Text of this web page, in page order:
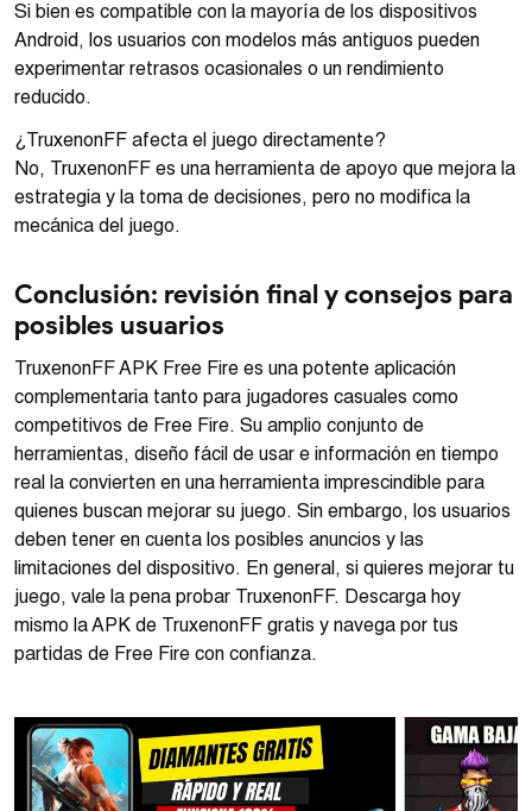
Si bien es compatible con la mayoría de los dispositivos
Android, los usuarios con modelos más antiguos pueden
experimentar retrasos ocasionales o un rendimiento
reducido.
¿TruxenonFF afecta el juego directamente?
No, TruxenonFF es una herramienta de apoyo que mejora la
estrategia y la toma de decisiones, pero no modifica la
mecánica del juego.
Conclusión: revisión final y consejos para
posibles usuarios
TruxenonFF APK Free Fire es una potente aplicación
complementaria tanto para jugadores casuales como
competitivos de Free Fire. Su amplio conjunto de
herramientas, diseño fácil de usar e información en tiempo
real la convierten en una herramienta imprescindible para
quienes buscan mejorar su juego. Sin embargo, los usuarios
deben tener en cuenta los posibles anuncios y las
limitaciones del dispositivo. En general, si quieres mejorar tu
juego, vale la pena probar TruxenonFF. Descarga hoy
mismo la APK de TruxenonFF gratis y navega por tus
partidas de Free Fire con confianza.